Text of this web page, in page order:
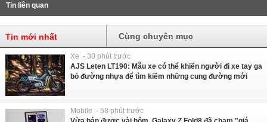
Tin liên quan
Tin mới nhất Cùng chuyên mục
Xe - 30 phút trước
AJS Leten LT190: Mẫu xe có thể khiến người đi xe tay ga
bỏ đường nhựa để tìm kiếm những cung đường mới
Mobile - 58 phút trước